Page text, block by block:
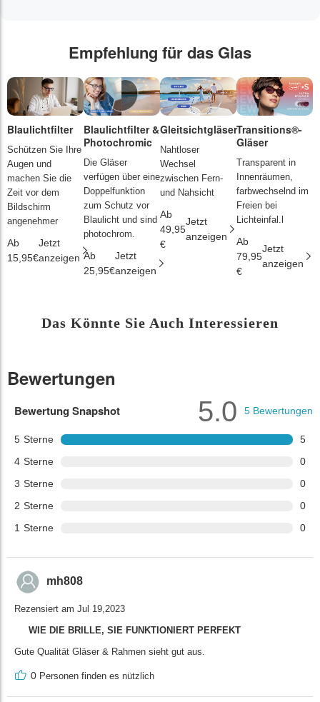
Empfehlung für das Glas
Blaulichtfilter
Schützen Sie Ihre
Augen und
machen Sie die
Zeit vor dem
Bildschirm
angenehmer
Ab
15,95€
Jetzt
anzeigen
Blaulichtfilter &
Photochromic
Die Gläser
verfügen über eine
Doppelfunktion
zum Schutz vor
Blaulicht und sind
photochrom.
Ab
25,95€
Jetzt
anzeigen
Gleitsichtgläser
Nahtloser
Wechsel
zwischen Fern-
und Nahsicht
Ab
49,95
€
Jetzt
anzeigen
Transitions®-
Gläser
Transparent in
Innenräumen,
farbwechselnd im
Freien bei
Lichteinfal.l
Ab
79,95
€
Jetzt
anzeigen
Das Könnte Sie Auch Interessieren
Bewertungen
Bewertung Snapshot
5 Sterne
5
4 Sterne
0
3 Sterne
0
2 Sterne
0
1 Sterne 0
5.0 5 Bewertungen
mh808
Rezensiert am Jul 19,2023
WIE DIE BRILLE, SIE FUNKTIONIERT PERFEKT
Gute Qualität Gläser & Rahmen sieht gut aus.
0 Personen finden es nützlich